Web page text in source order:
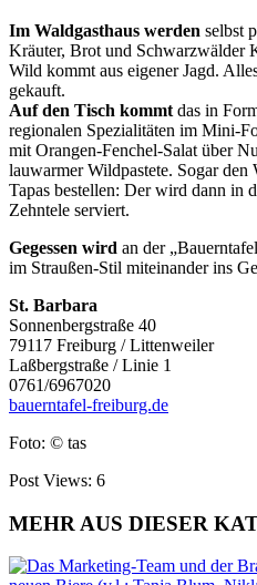
Im Waldgasthaus werden selbst
Kräuter, Brot und Schwarzwälder
Wild kommt aus eigener Jagd.
gekauft.
Auf den Tisch kommt das in
regionalen Spezialitäten im Mini-
mit Orangen-Fenchel-Salat über
lauwarmer Wildpastete. Sogar den
Tapas bestellen: Der wird dann in
Zehntele serviert.
Gegessen wird an der
im Straußen-Stil miteinander ins
St. Barbara
Sonnenbergstraße 40
79117 Freiburg / Littenweiler
Laßbergstraße / Linie 1
0761/6967020
bauerntafel-freiburg.de
Foto: © tas
Post Views: 6
MEHR AUS DIESER